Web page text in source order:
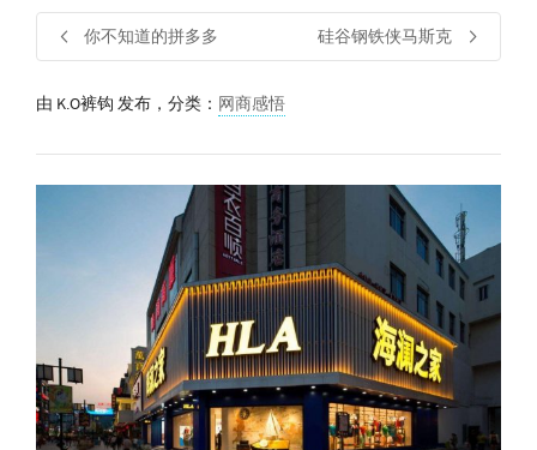
你不知道的拼多多 硅谷钢铁侠马斯克
由 K.O裤钩 发布，分类： 网商感悟